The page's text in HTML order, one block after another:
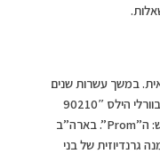
במשך עשרות שנים
נחשפנו בסרטי הוליווד ובסדרות נוער (מ”בוורלי הילס 90210″
ועד “אופוריה”) לטקס האמריקאי המקודש: ה”Prom”. בארה”ב
גרנדיוזית של בני